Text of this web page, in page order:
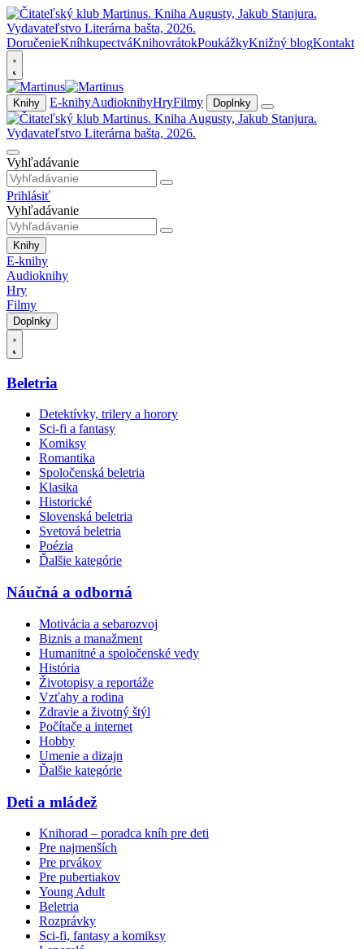
DoručenieKníhkupectváKnihovrátokPoukážkyKnižný blogKontakt
Knihy E-knihyAudioknihyHryFilmy Doplnky
Vyhľadávanie
Prihlásiť
Vyhľadávanie
Knihy
E-knihy
Audioknihy
Hry
Filmy
Doplnky
Beletria
Detektívky, trilery a horory
Sci-fi a fantasy
Komiksy
Romantika
Spoločenská beletria
Klasika
Historické
Slovenská beletria
Svetová beletria
Poézia
Ďalšie kategórie
Náučná a odborná
Motivácia a sebarozvoj
Biznis a manažment
Humanitné a spoločenské vedy
História
Životopisy a reportáže
Vzťahy a rodina
Zdravie a životný štýl
Počítače a internet
Hobby
Umenie a dizajn
Ďalšie kategórie
Deti a mládež
Knihorad – poradca kníh pre deti
Pre najmenších
Pre prvákov
Pre pubertiakov
Young Adult
Beletria
Rozprávky
Sci-fi, fantasy a komiksy